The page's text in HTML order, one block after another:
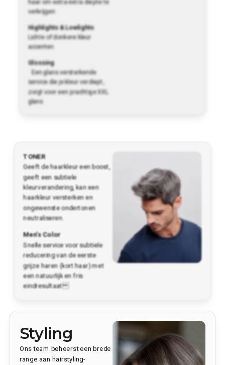
haar om extra extra diepte te
verkrijgen
Highlights & Lowlights
Lichte of donkere kleur
accenten
Glossing
Een glans versterkende
service die je kleur verdiept,
zorgt voor een prachtige XXL
glans
TONER
Geeft de haarkleur een boost,
geeft een subtiele
kleurverandering, kan een
haarkleur versterken en
ongewenste ondertonen
neutraliseren.
Men’s Color
Snelle service voor subtiele
reducering van de eerste
grijze haren (kort haar) met
een natuurlijk en fris
eindresultaat
Styling
Ons team beheerst een brede
range aan hairstyling-